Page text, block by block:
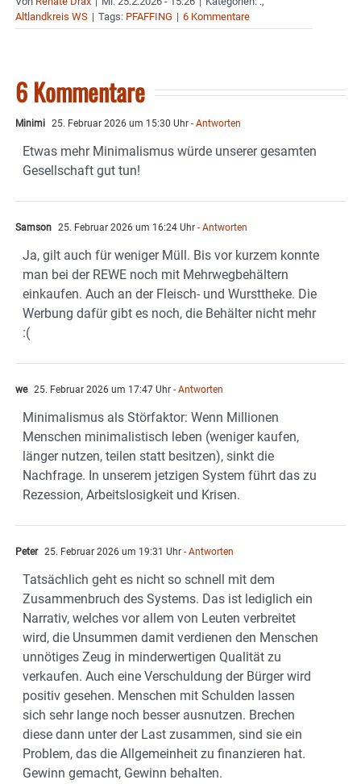
Altlandkreis WS | Tags: PFAFFING | 6 Kommentare
6 Kommentare
Minimi 25. Februar 2026 um 15:30 Uhr - Antworten
Etwas mehr Minimalismus würde unserer gesamten
Gesellschaft gut tun!
Samson 25. Februar 2026 um 16:24 Uhr - Antworten
Ja, gilt auch für weniger Müll. Bis vor kurzem konnte
man bei der REWE noch mit Mehrwegbehältern
einkaufen. Auch an der Fleisch- und Wursttheke. Die
Werbung dafür gibt es noch, die Behälter nicht mehr
:(
we 25. Februar 2026 um 17:47 Uhr - Antworten
Minimalismus als Störfaktor: Wenn Millionen
Menschen minimalistisch leben (weniger kaufen,
länger nutzen, teilen statt besitzen), sinkt die
Nachfrage. In unserem jetzigen System führt das zu
Rezession, Arbeitslosigkeit und Krisen.
Peter 25. Februar 2026 um 19:31 Uhr - Antworten
Tatsächlich geht es nicht so schnell mit dem
Zusammenbruch des Systems. Das ist lediglich ein
Narrativ, welches vor allem von Leuten verbreitet
wird, die Unsummen damit verdienen den Menschen
unnötiges Zeug in minderwertigen Qualität zu
verkaufen. Auch eine Verschuldung der Bürger wird
positiv gesehen. Menschen mit Schulden lassen
sich sehr lange noch besser ausnutzen. Brechen
diese dann unter der Last zusammen, sind sie ein
Problem, das die Allgemeinheit zu finanzieren hat.
Gewinn gemacht, Gewinn behalten.